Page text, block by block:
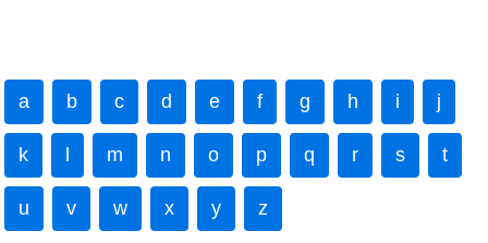
a b c d e f g h i j
k m n o p q r s t
u v w x y z